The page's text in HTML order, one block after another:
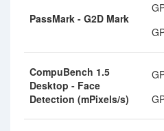
PassMark - G2D Mark
CompuBench 1.5
Desktop - Face
Detection (mPixels/s)